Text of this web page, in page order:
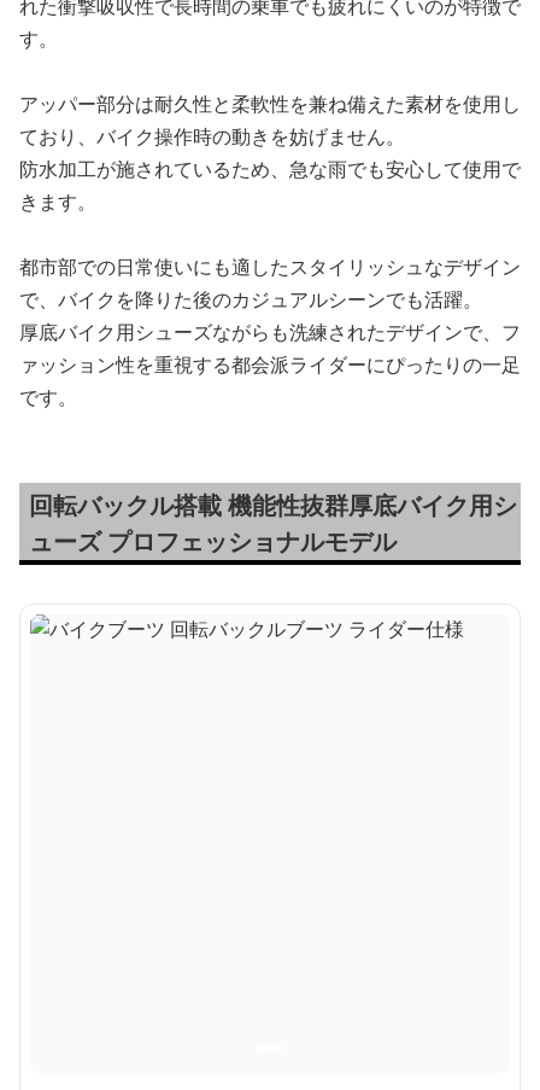
れた衝撃吸収性で長時間の乗車でも疲れにくいのが特徴で
す。
アッパー部分は耐久性と柔軟性を兼ね備えた素材を使用し
ており、バイク操作時の動きを妨げません。
防水加工が施されているため、急な雨でも安心して使用で
きます。
都市部での日常使いにも適したスタイリッシュなデザイン
で、バイクを降りた後のカジュアルシーンでも活躍。
厚底バイク用シューズながらも洗練されたデザインで、フ
ァッション性を重視する都会派ライダーにぴったりの一足
です。
回転バックル搭載 機能性抜群厚底バイク用シ
ューズ プロフェッショナルモデル